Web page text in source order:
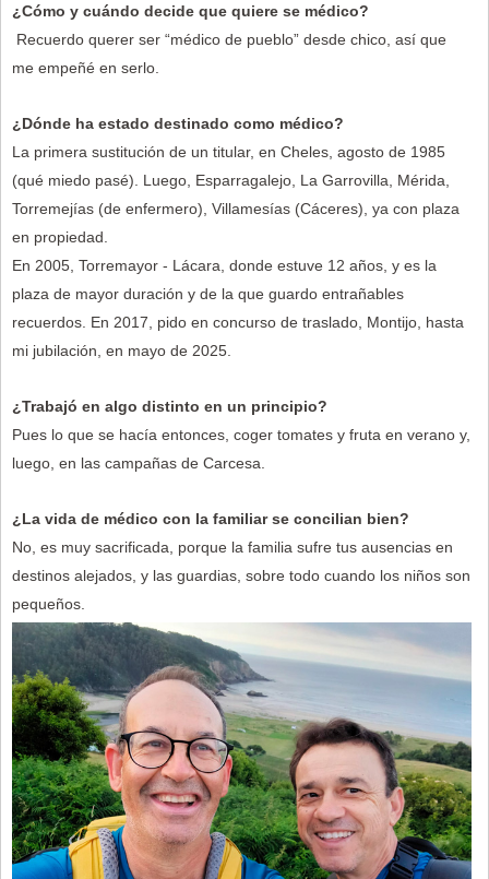
¿Cómo y cuándo decide que quiere se médico?
Recuerdo querer ser “médico de pueblo” desde chico, así que
me empeñé en serlo.
¿Dónde ha estado destinado como médico?
La primera sustitución de un titular, en Cheles, agosto de 1985
(qué miedo pasé). Luego, Esparragalejo, La Garrovilla, Mérida,
Torremejías (de enfermero), Villamesías (Cáceres), ya con plaza
en propiedad.
En 2005, Torremayor - Lácara, donde estuve 12 años, y es la
plaza de mayor duración y de la que guardo entrañables
recuerdos. En 2017, pido en concurso de traslado, Montijo, hasta
mi jubilación, en mayo de 2025.
¿Trabajó en algo distinto en un principio?
Pues lo que se hacía entonces, coger tomates y fruta en verano y,
luego, en las campañas de Carcesa.
¿La vida de médico con la familiar se concilian bien?
No, es muy sacrificada, porque la familia sufre tus ausencias en
destinos alejados, y las guardias, sobre todo cuando los niños son
pequeños.